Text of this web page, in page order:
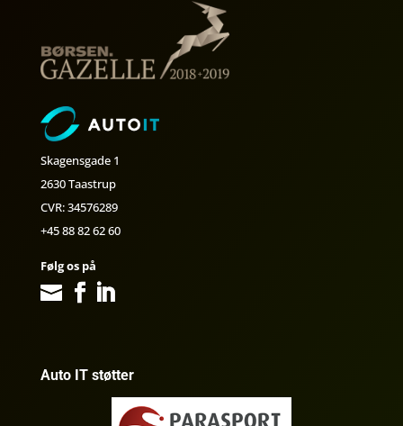
Skagensgade 1
2630 Taastrup
CVR: 34576289
+45 88 82 62 60
Følg os på
Auto IT støtter